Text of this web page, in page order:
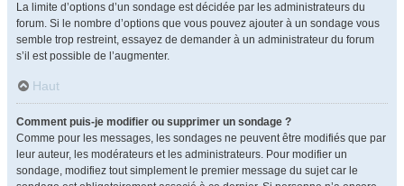
La limite d’options d’un sondage est décidée par les administrateurs du
forum. Si le nombre d’options que vous pouvez ajouter à un sondage vous
semble trop restreint, essayez de demander à un administrateur du forum
s’il est possible de l’augmenter.
Haut
Comment puis-je modifier ou supprimer un sondage ?
Comme pour les messages, les sondages ne peuvent être modifiés que par
leur auteur, les modérateurs et les administrateurs. Pour modifier un
sondage, modifiez tout simplement le premier message du sujet car le